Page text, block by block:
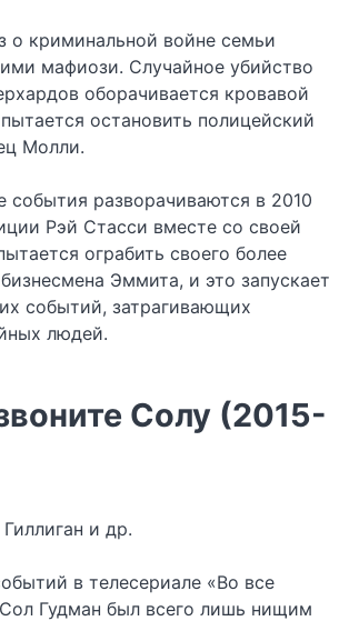
о криминальной войне семьи
мафиози. Случайное убийство
оборачивается кровавой
остановить полицейский
Молли.
события разворачиваются в 2010
Рэй Стасси вместе со своей
ограбить своего более
Эммита, и это запускает
событий, затрагивающих
людей.
Солу (2015-
и др.
в телесериале «Во все
Гудман был всего лишь нищим